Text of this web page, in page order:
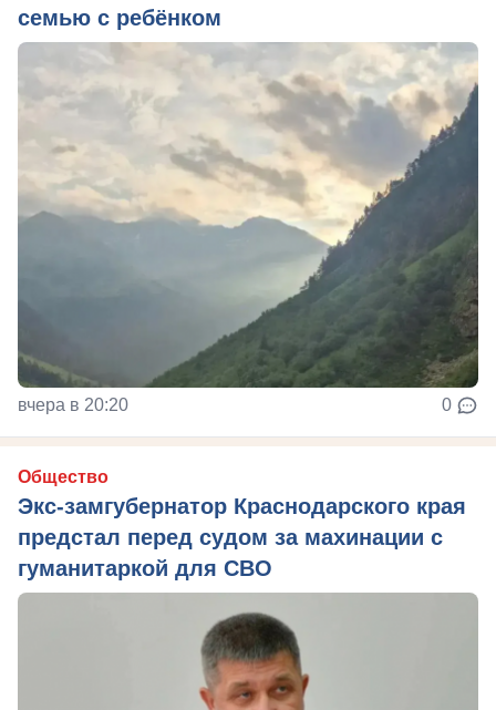
семью с ребёнком
вчера в 20:20 0
Общество
Экс-замгубернатор Краснодарского края
предстал перед судом за махинации с
гуманитаркой для СВО